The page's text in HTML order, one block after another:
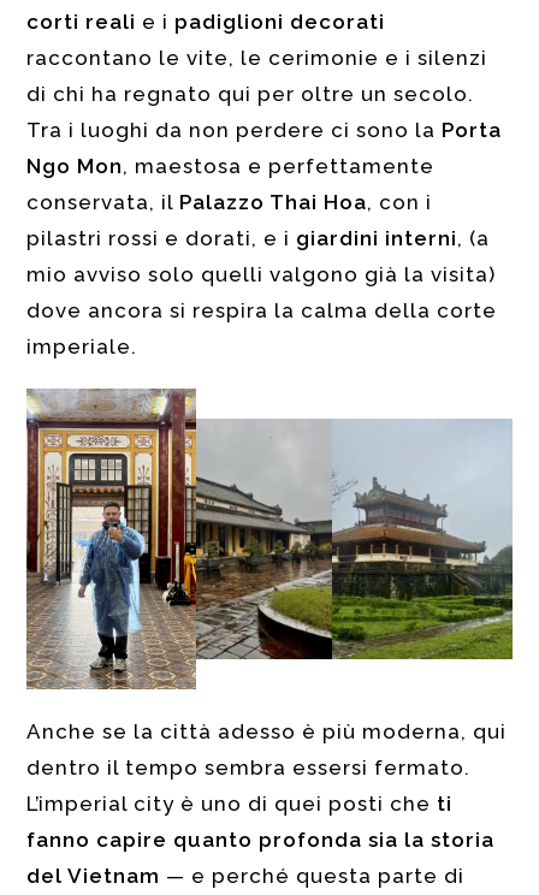
corti reali e i padiglioni decorati
raccontano le vite, le cerimonie e i silenzi
di chi ha regnato qui per oltre un secolo.
Tra i luoghi da non perdere ci sono la Porta
Ngo Mon, maestosa e perfettamente
conservata, il Palazzo Thai Hoa, con i
pilastri rossi e dorati, e i giardini interni, (a
mio avviso solo quelli valgono già la visita)
dove ancora si respira la calma della corte
imperiale.
Anche se la città adesso è più moderna, qui
dentro il tempo sembra essersi fermato.
L’imperial city è uno di quei posti che ti
fanno capire quanto profonda sia la storia
del Vietnam — e perché questa parte di